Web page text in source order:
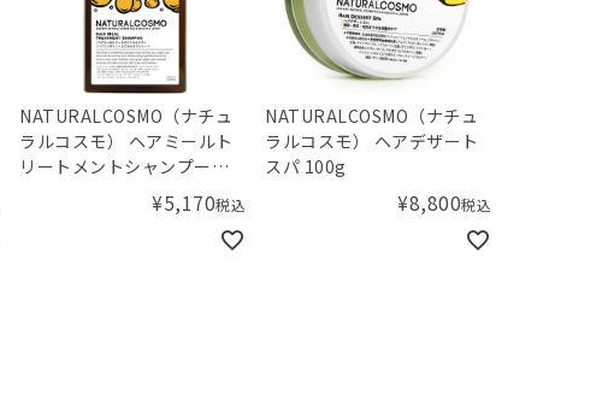
NATURALCOSMO（ナチュ
ラルコスモ） ヘアミールト
リートメントシャンプー
¥5,170税込
NATURALCOSMO（ナチュ
ラルコスモ） ヘアデザート
スパ 100g
¥8,800税込